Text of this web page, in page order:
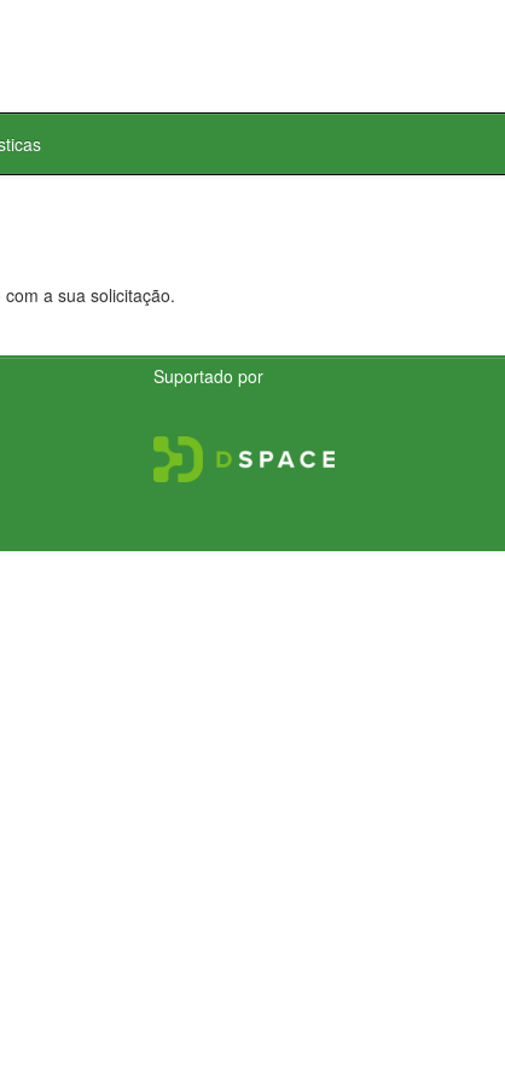
a sua solicitação.
Suportado por